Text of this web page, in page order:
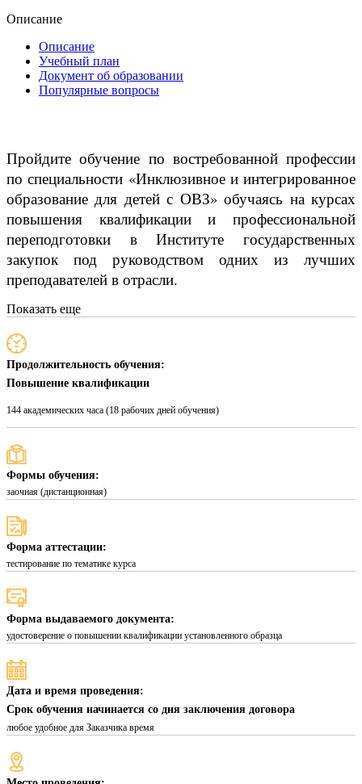
Описание
Описание
Учебный план
Документ об образовании
Популярные вопросы
Пройдите обучение по востребованной профессии
по специальности «Инклюзивное и интегрированное
образование для детей с ОВЗ» обучаясь на курсах
повышения квалификации и профессиональной
переподготовки в Институте государственных
закупок под руководством одних из лучших
преподавателей в отрасли.
Показать еще
Продолжительность обучения:
Повышение квалификации
144 академических часа (18 рабочих дней обучения)
Формы обучения:
заочная (дистанционная)
Форма аттестации:
тестирование по тематике курса
Форма выдаваемого документа:
удостоверение о повышении квалификации установленного образца
Дата и время проведения:
Срок обучения начинается со дня заключения договора
любое удобное для Заказчика время